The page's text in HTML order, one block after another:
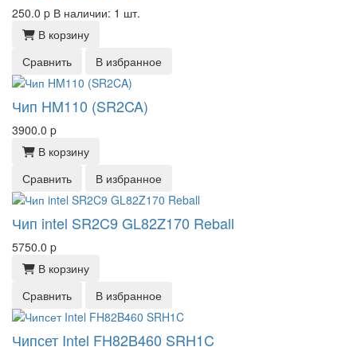
250.0 p В наличии: 1 шт.
В корзину
Сравнить
В избранное
Чип HM110 (SR2CA)
3900.0 p
В корзину
Сравнить
В избранное
Чип intel SR2C9 GL82Z170 Reball
5750.0 p
В корзину
Сравнить
В избранное
Чипсет Intel FH82B460 SRH1C